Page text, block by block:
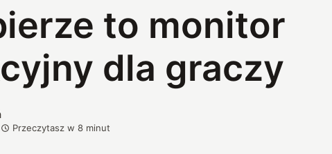
to monitor
dla graczy
Przeczytasz w8 minut